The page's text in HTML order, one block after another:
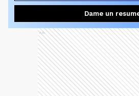
Dame un
Ads